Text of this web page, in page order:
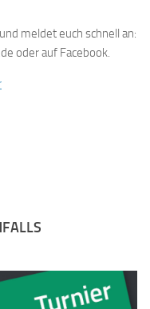
meldet euch schnell an:
oder auf Facebook.